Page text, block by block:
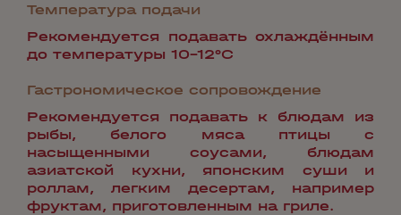
Температура подачи
Рекомендуется подавать охлаждённым
до температуры 10-12°С
Гастрономическое сопровождение
Рекомендуется подавать к блюдам из
рыбы, белого мяса птицы с
насыщенными соусами, блюдам
азиатской кухни, японским суши и
роллам, легким десертам, например
фруктам, приготовленным на гриле.